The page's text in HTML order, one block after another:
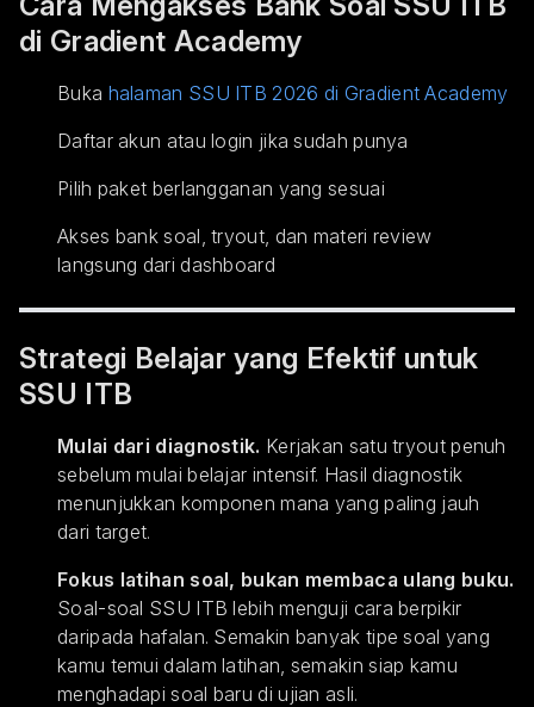
di Gradient Academy
Buka halaman SSU ITB 2026 di Gradient Academy
Daftar akun atau login jika sudah punya
Pilih paket berlangganan yang sesuai
Akses bank soal, tryout, dan materi review
langsung dari dashboard
Strategi Belajar yang Efektif untuk
SSU ITB
Mulai dari diagnostik. Kerjakan satu tryout penuh
sebelum mulai belajar intensif. Hasil diagnostik
menunjukkan komponen mana yang paling jauh
dari target.
Fokus latihan soal, bukan membaca ulang buku.
Soal-soal SSU ITB lebih menguji cara berpikir
daripada hafalan. Semakin banyak tipe soal yang
kamu temui dalam latihan, semakin siap kamu
menghadapi soal baru di ujian asli.